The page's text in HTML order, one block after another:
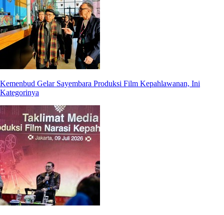
Kemenbud Gelar Sayembara Produksi Film Kepahlawanan, Ini
Kategorinya